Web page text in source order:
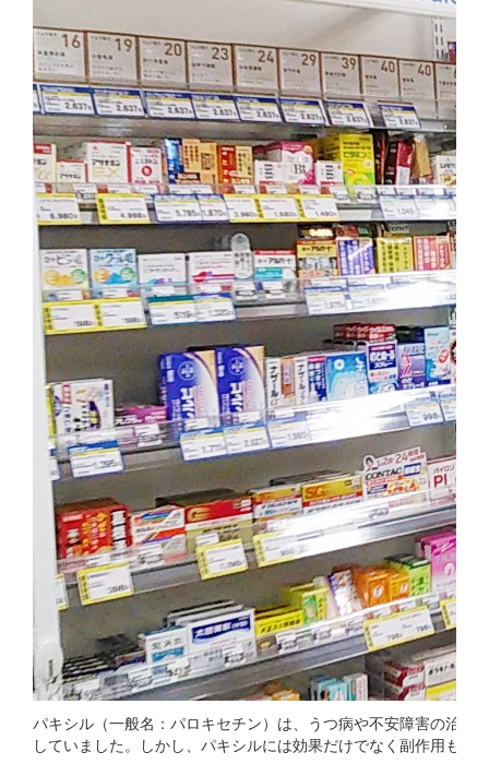
パキシル（一般名：パロキセチン）は、うつ病や不安障害の治
していました。しかし、パキシルには効果だけでなく副作用も